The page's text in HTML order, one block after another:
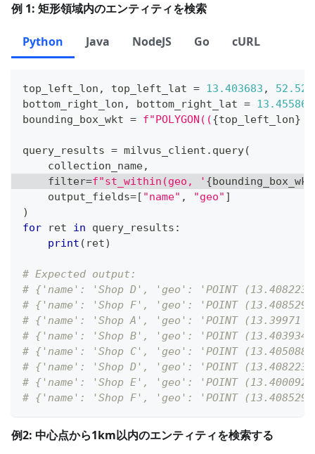
例 1: 矩形領域内のエンティティを検索
Python Java NodeJS Go cURL
top_left_lon , top_left_lat = 13.403683 ,
bottom_right_lon , bottom_right_lat = 13.455868
bounding_box_wkt = f"POLYGON(({top_left_lon}
query_results = milvus_client . query(
    collection_name
,
filter=f"st_within(geo, ' {bounding_box_wkt
    output_fields
= [ "name" , "geo" ]
)
for ret in query_results :
print ( ret)
# Expected output:
# {'name': 'Shop D', 'geo': 'POINT
# {'name': 'Shop F', 'geo': 'POINT
# {'name': 'Shop A', 'geo': 'POINT
# {'name': 'Shop B', 'geo': 'POINT
# {'name': 'Shop C', 'geo': 'POINT
# {'name': 'Shop D', 'geo': 'POINT
# {'name': 'Shop E', 'geo': 'POINT
# {'name': 'Shop F', 'geo': 'POINT
例2: 中心点から1km以内のエンティティを検索する